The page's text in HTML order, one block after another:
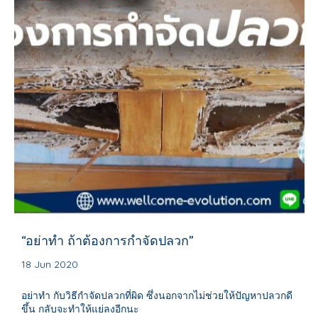
“อย่าทำ ถ้าต้องการกำจัดปลวก”
18 Jun 2020
อย่าทำ กับวิธีกำจัดปลวกที่ผิด ซึ่งนอกจากไม่ช่วยให้ปัญหาปลวกดี
ขึ้น กลับจะทำให้แย่ลงอีกนะ